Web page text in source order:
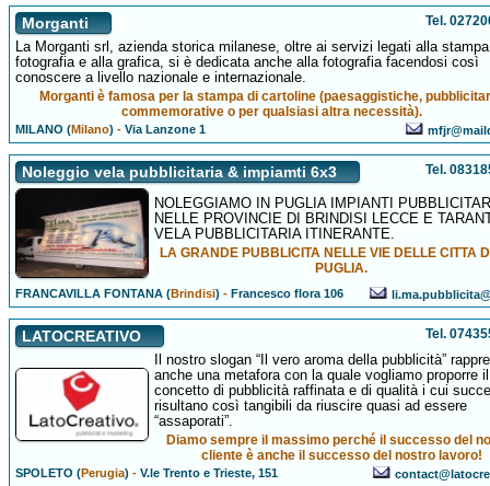
Morganti Tel.
La Morganti srl, azienda storica milanese, oltre ai servizi legati alla
fotografia e alla grafica, si è dedicata anche alla fotografia facendosi così
conoscere a livello nazionale e internazionale.
Morganti è famosa per la stampa di cartoline (paesaggistiche,
commemorative o per qualsiasi altra necessità).
MILANO (Milano) -Via Lanzone 1
Noleggio vela pubblicitaria & impiamti 6x3 Tel.
NOLEGGIAMO IN PUGLIA IMPIANTI
NELLE PROVINCIE DI BRINDISI LECCE E
VELA PUBBLICITARIA ITINERANTE.
LA GRANDE PUBBLICITA NELLE VIE DELLE CITTA
PUGLIA.
FRANCAVILLA FONTANA (Brindisi) -Francesco flora 106
LATOCREATIVO Tel.
Il nostro slogan “Il vero aroma della pubblicità”
anche una metafora con la quale vogliamo proporre il
concetto di pubblicità raffinata e di qualità i cui
risultano così tangibili da riuscire quasi ad essere
“assaporati”.
Diamo sempre il massimo perché il successo del
cliente è anche il successo del nostro lavoro!
SPOLETO (Perugia) -V.le Trento e Trieste, 151